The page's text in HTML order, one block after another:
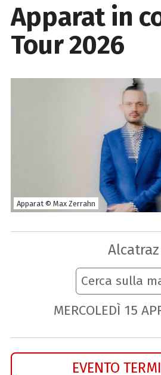
Apparat in
Tour 2026
Apparat © Max Zerrahn
Alcatraz
Cerca sulla
MERCOLEDÌ 15
EVENTO